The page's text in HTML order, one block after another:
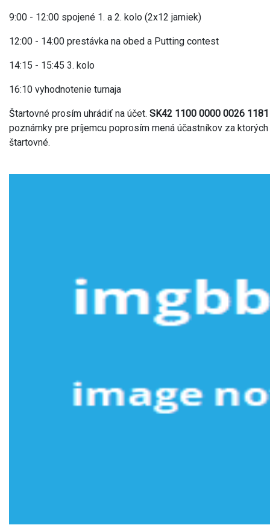
9:00 - 12:00 spojené 1. a 2. kolo (2x12 jamiek)
12:00 - 14:00 prestávka na obed a Putting contest
14:15 - 15:45 3. kolo
16:10 vyhodnotenie turnaja
Štartovné prosím uhrádiť na účet. SK42 1100 0000 0026
poznámky pre príjemcu poprosím mená účastníkov za
štartovné.